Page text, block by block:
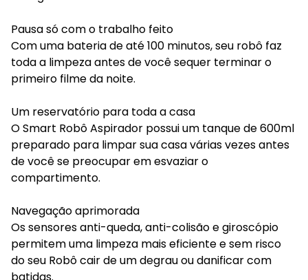
Pausa só com o trabalho feito
Com uma bateria de até 100 minutos, seu robô faz
toda a limpeza antes de você sequer terminar o
primeiro filme da noite.
Um reservatório para toda a casa
O Smart Robô Aspirador possui um tanque de 600ml
preparado para limpar sua casa várias vezes antes
de você se preocupar em esvaziar o
compartimento.
Navegação aprimorada
Os sensores anti-queda, anti-colisão e giroscópio
permitem uma limpeza mais eficiente e sem risco
do seu Robô cair de um degrau ou danificar com